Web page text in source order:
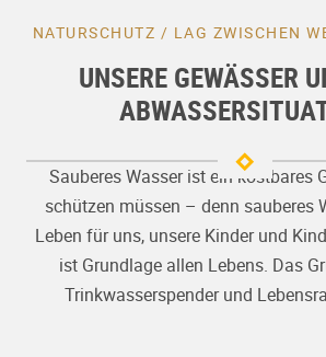
NATURSCHUTZ / LAG ZWISCHEN
UNSERE GEWÄSSER
Sauberes Wasser ist ein kostbares
schützen müssen – denn sauberes
Leben für uns, unsere Kinder und
ist Grundlage allen Lebens. Das
Trinkwasserspender und